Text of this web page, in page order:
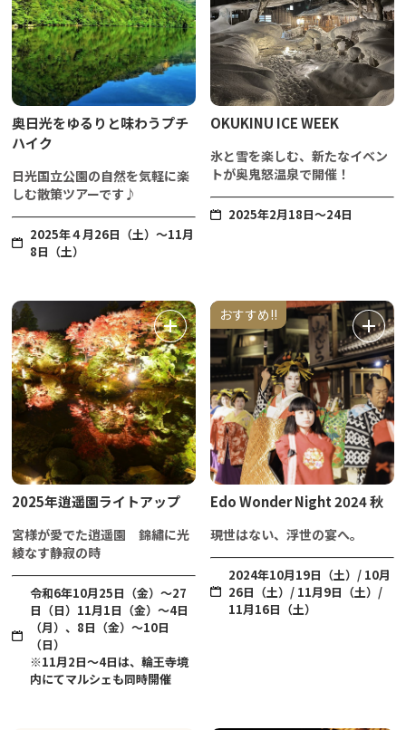
奥日光をゆるりと味わうプチ
ハイク
日光国立公園の自然を気軽に楽
しむ散策ツアーです♪
2025年４月26日（土）～11月
8日（土）
OKUKINU ICE WEEK
氷と雪を楽しむ、新たなイベン
トが奥鬼怒温泉で開催！
2025年2月18日～24日
2025年逍遥園ライトアップ
宮様が愛でた逍遥園 錦繡に光
綾なす静寂の時
令和6年10月25日（金）～27
日（日）11月1日（金）～4日
（月）、8日（金）～10日
（日）
※11月2日～4日は、輪王寺境
内にてマルシェも同時開催
おすすめ!!
Edo Wonder Night 2024 秋
現世はない、浮世の宴へ。
2024年10月19日（土）/ 10月
26日（土）/ 11月9日（土）/
11月16日（土）